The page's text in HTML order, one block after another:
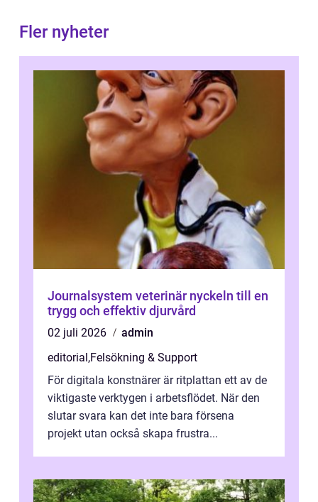
Fler nyheter
Journalsystem veterinär nyckeln till en
trygg och effektiv djurvård
02 juli 2026
admin
editorial ,Felsökning & Support
För digitala konstnärer är ritplattan ett av de
viktigaste verktygen i arbetsflödet. När den
slutar svara kan det inte bara försena
projekt utan också skapa frustra...